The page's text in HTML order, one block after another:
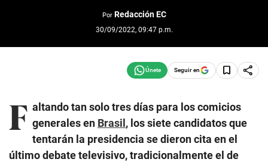
Por Redacción EC
30/09/2022, 09:47 p.m.
Seguir en
F altando tan solo tres días para los comicios
generales en Brasil, los siete candidatos que
tentarán la presidencia se dieron cita en el
último debate televisivo, tradicionalmente el de